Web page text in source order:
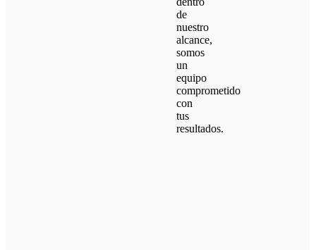
de
nuestro
alcance,
somos
un
equipo
comprometido
con
tus
resultados.